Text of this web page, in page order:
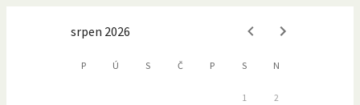
srpen 2026
P Ú S Č P S N
1 2